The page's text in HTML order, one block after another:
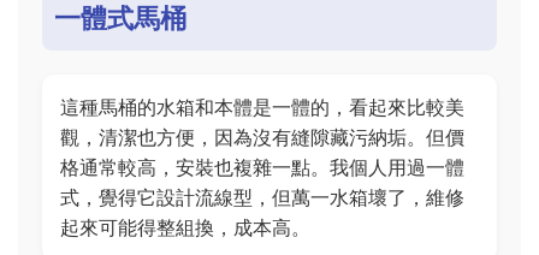
一體式馬桶
這種馬桶的水箱和本體是一體的，看起來比較美
觀，清潔也方便，因為沒有縫隙藏污納垢。但價
格通常較高，安裝也複雜一點。我個人用過一體
式，覺得它設計流線型，但萬一水箱壞了，維修
起來可能得整組換，成本高。